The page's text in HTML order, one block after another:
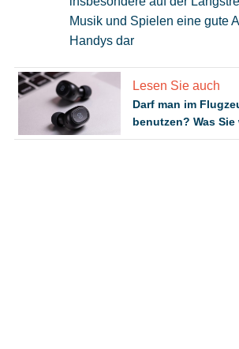
Musik und Spielen eine gute
Handys dar
Lesen Sie auch
Darf man im
benutzen? Was